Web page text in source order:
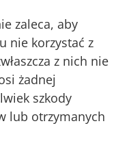
zaleca, aby
nie korzystać z
z nich nie
żadnej
szkody
lub otrzymanych